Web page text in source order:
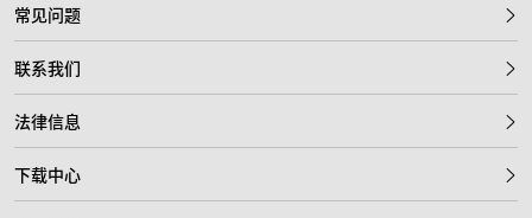
常见问题
联系我们
法律信息
下载中心